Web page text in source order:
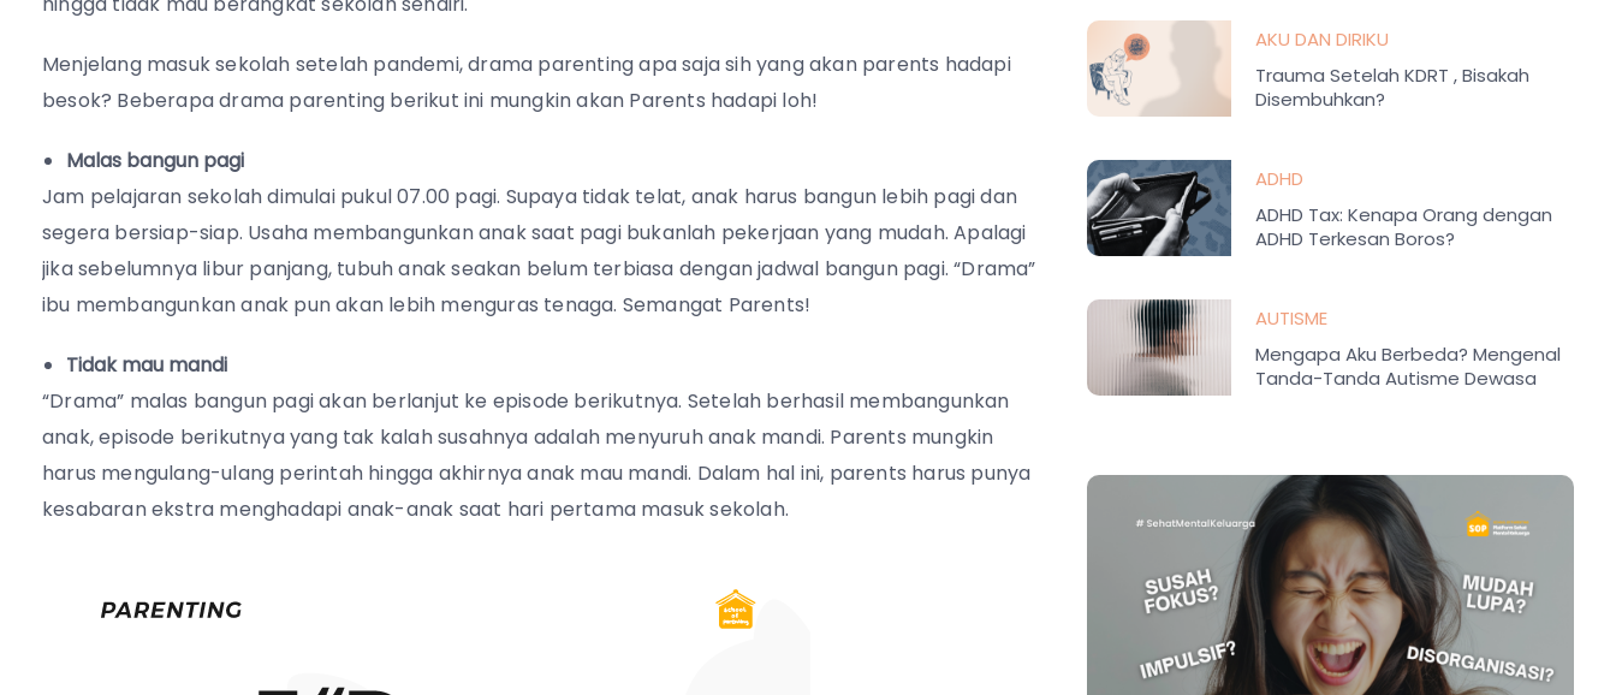
Menjelang masuk sekolah setelah pandemi, drama parenting apa saja sih yang akan parents hadapi
besok? Beberapa drama parenting berikut ini mungkin akan Parents hadapi loh!
Malas bangun pagi
Jam pelajaran sekolah dimulai pukul 07.00 pagi. Supaya tidak telat, anak harus bangun lebih pagi dan
segera bersiap-siap. Usaha membangunkan anak saat pagi bukanlah pekerjaan yang mudah. Apalagi
jika sebelumnya libur panjang, tubuh anak seakan belum terbiasa dengan jadwal bangun pagi. “Drama”
ibu membangunkan anak pun akan lebih menguras tenaga. Semangat Parents!
Tidak mau mandi
“Drama” malas bangun pagi akan berlanjut ke episode berikutnya. Setelah berhasil membangunkan
anak, episode berikutnya yang tak kalah susahnya adalah menyuruh anak mandi. Parents mungkin
harus mengulang-ulang perintah hingga akhirnya anak mau mandi. Dalam hal ini, parents harus punya
kesabaran ekstra menghadapi anak-anak saat hari pertama masuk sekolah.
AKU DAN DIRIKU
Trauma Setelah KDRT , Bisakah
Disembuhkan?
ADHD
ADHD Tax: Kenapa Orang dengan
ADHD Terkesan Boros?
AUTISME
Mengapa Aku Berbeda? Mengenal
Tanda-Tanda Autisme Dewasa